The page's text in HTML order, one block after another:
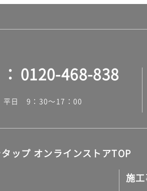
タイル
外壁タイル
洗面台タイル
屋内床タイル
テラコッタ調タイル
0120-468-838
平日 9：30～17：00
タップ オンラインストアTOP
施